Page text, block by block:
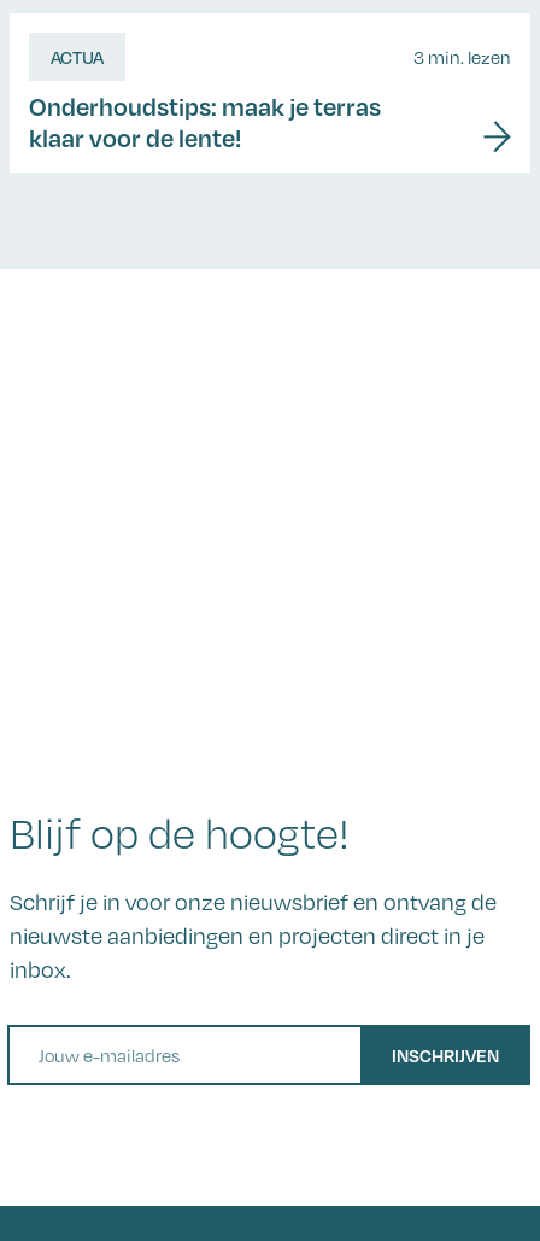
ACTUA 3 min. lezen
Onderhoudstips: maak je terras
klaar voor de lente!
Blijf op de hoogte!
Schrijf je in voor onze nieuwsbrief en ontvang de
nieuwste aanbiedingen en projecten direct in je
inbox.
INSCHRIJVEN